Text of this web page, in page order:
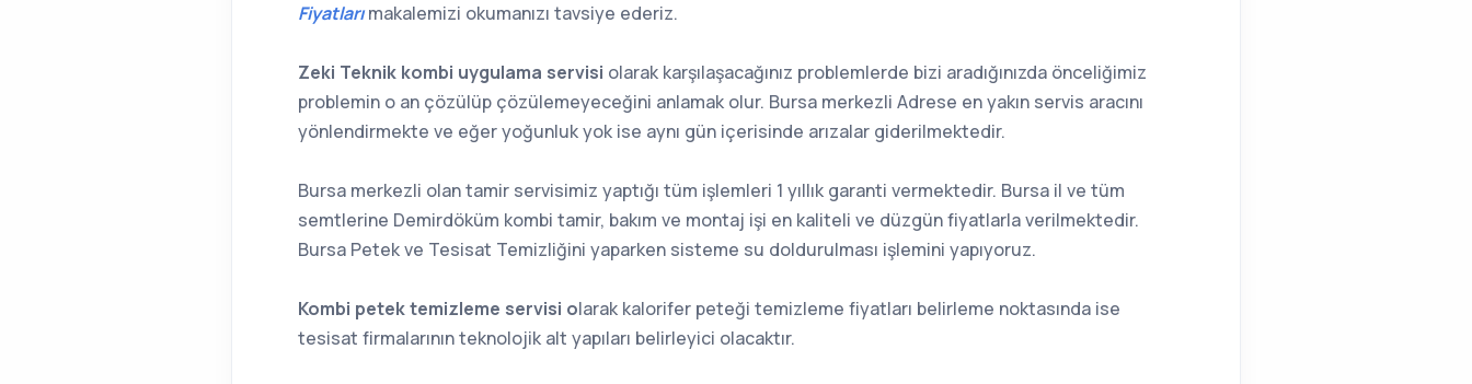
Fiyatlarımakalemizi okumanızı tavsiye ederiz.
Zeki Teknik kombi uygulama servisi olarak karşılaşacağınız problemlerde bizi aradığınızda önceliğimiz
problemin o an çözülüp çözülemeyeceğini anlamak olur. Bursa merkezli Adrese en yakın servis aracını
yönlendirmekte ve eğer yoğunluk yok ise aynı gün içerisinde arızalar giderilmektedir.
Bursa merkezli olan tamir servisimiz yaptığı tüm işlemleri 1 yıllık garanti vermektedir. Bursa il ve tüm
semtlerine Demirdöküm kombi tamir, bakım ve montaj işi en kaliteli ve düzgün fiyatlarla verilmektedir.
Bursa Petek ve Tesisat Temizliğini yaparken sisteme su doldurulması işlemini yapıyoruz.
Kombi petek temizleme servisi olarak kalorifer peteği temizleme fiyatları belirleme noktasında ise
tesisat firmalarının teknolojik alt yapıları belirleyici olacaktır.